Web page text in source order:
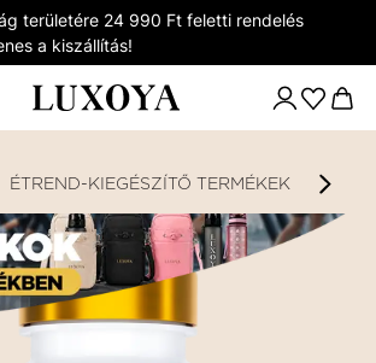
területére 24 990 Ft feletti rendelés
a kiszállítás!
ÉTREND-KIEGÉSZÍTŐ TERMÉKEK